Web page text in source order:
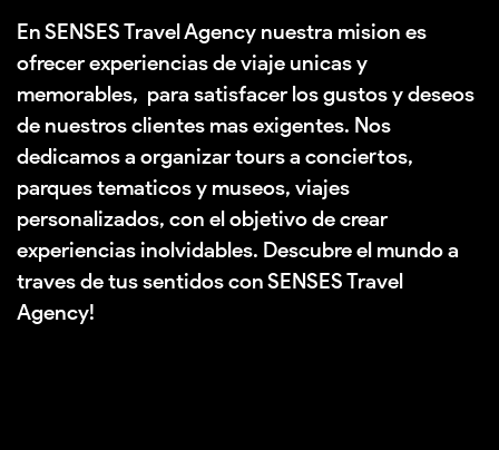
En SENSES Travel Agency nuestra mision es
ofrecer experiencias de viaje unicas y
memorables, para satisfacer los gustos y deseos
de nuestros clientes mas exigentes. Nos
dedicamos a organizar tours a conciertos,
parques tematicos y museos, viajes
personalizados, con el objetivo de crear
experiencias inolvidables. Descubre el mundo a
traves de tus sentidos con SENSES Travel
Agency!